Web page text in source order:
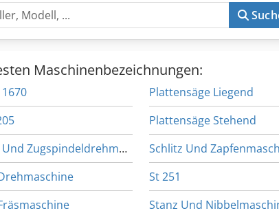
Maschinenbezeichnungen:
1670
Leit Und Zugspindeldrehmaschine
Plattensäge Liegend
Plattensäge Stehend
Schlitz Und
St 251
Stanz Und